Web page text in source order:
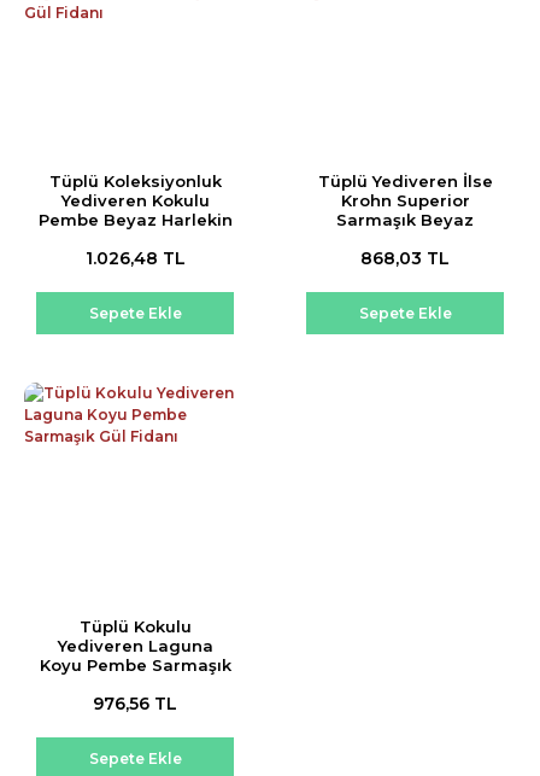
Tüplü Koleksiyonluk
Yediveren Kokulu
Pembe Beyaz Harlekin
1.026,48 TL
Sepete Ekle
Tüplü Yediveren İlse
Krohn Superior
Sarmaşık Beyaz
868,03 TL
Sepete Ekle
Tüplü Kokulu
Yediveren Laguna
Koyu Pembe Sarmaşık
976,56 TL
Sepete Ekle